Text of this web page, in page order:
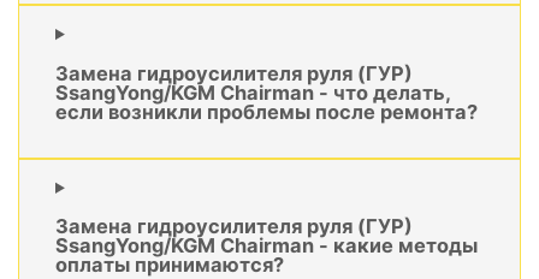
Замена гидроусилителя руля (ГУР)
SsangYong/KGM Chairman - что делать,
если возникли проблемы после ремонта?
Замена гидроусилителя руля (ГУР)
SsangYong/KGM Chairman - какие методы
оплаты принимаются?